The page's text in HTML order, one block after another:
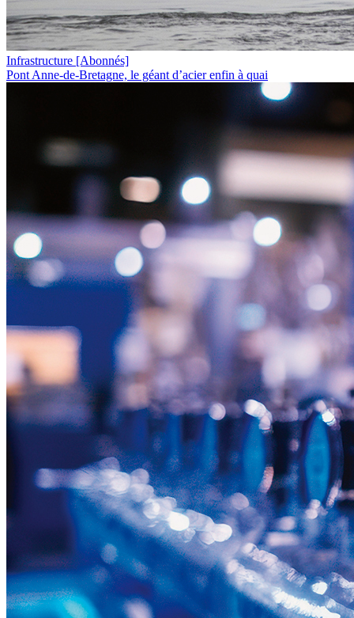
Infrastructure [Abonnés]
Pont Anne-de-Bretagne, le géant d’acier enfin à quai